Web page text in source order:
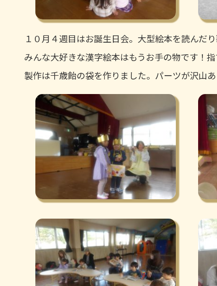
１０月４週目はお誕生日会。大型絵本を読んだ
みんな大好きな漢字絵本はもうお手の物です！
製作は千歳飴の袋を作りました。パーツが沢山